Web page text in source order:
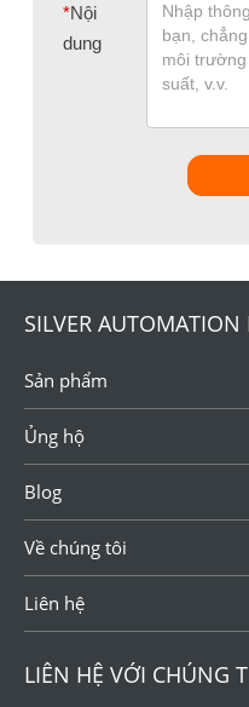
*Nội
dung
SILVER AUTOMATION
Sản phẩm
Ủng hộ
Blog
Về chúng tôi
Liên hệ
LIÊN HỆ VỚI CHÚNG